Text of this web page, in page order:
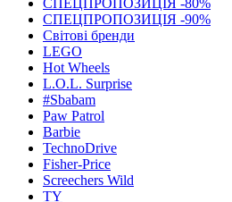
СПЕЦПРОПОЗИЦІЯ -80%
СПЕЦПРОПОЗИЦІЯ -90%
Світові бренди
LEGO
Hot Wheels
L.O.L. Surprise
#Sbabam
Paw Patrol
Barbie
TechnoDrive
Fisher-Price
Screechers Wild
TY